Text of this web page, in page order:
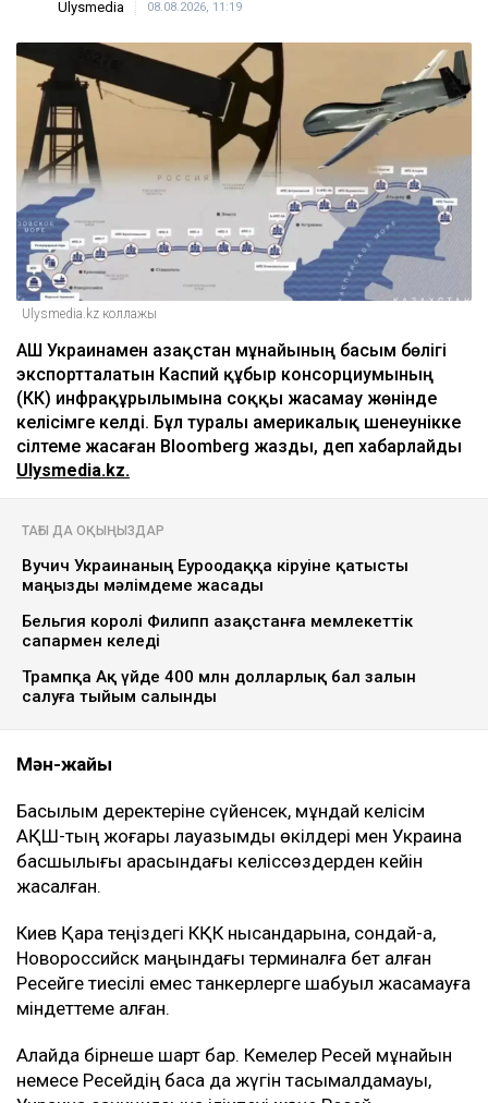
ULYSMEDIA.KZ Жаңалықтар
АҚШ Украинаны Қазақстан мұнайын
тасымалдайтын танкерлерге соққы
жасамауға көндірді - Bloomberg
Ulysmedia 08.08.2026, 11:19
Ulysmedia.kz коллажы
АҚШ Украинамен Қазақстан мұнайының басым бөлігі
(КҚК) инфрақұрылымына соққы жасамау жөнінде
келісімге келді. Бұл туралы америкалық шенеунікке
сілтеме жасаған Bloomberg жазды, деп хабарлайды
Ulysmedia.kz.
ТАҒЫ ДА ОҚЫҢЫЗДАР
маңызды мәлімдеме жасады
Бельгия королі Филипп Қазақстанға мемлекеттік
сапармен келеді
салуға тыйым салынды
Мән-жайы
АҚШ-тың жоғары лауазымды өкілдері мен Украина
басшылығы арасындағы келіссөздерден кейін